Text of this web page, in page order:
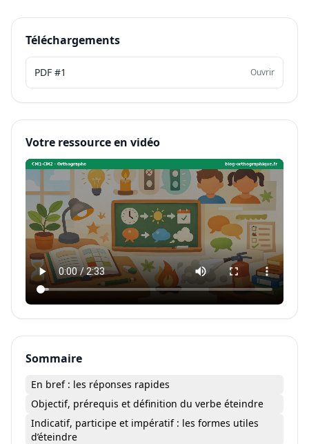
Téléchargements
PDF #1 Ouvrir
Votre ressource en vidéo
Sommaire
En bref : les réponses rapides
Objectif, prérequis et définition du verbe éteindre
Indicatif, participe et impératif : les formes utiles
d’éteindre